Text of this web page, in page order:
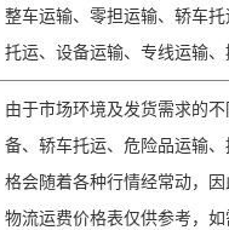
整车运输、零担运输、轿车
托运、设备运输、专线运输
由于市场环境及发货需求的
备、轿车托运、危险品运输
格会随着各种行情经常动，
物流运费价格表仅供参考，